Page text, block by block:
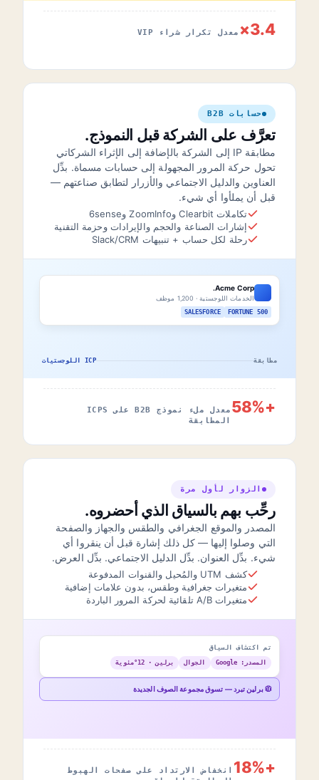
3.4× معدل تكرار شراء VIP
حسابات B2B
تعرَّف على الشركة قبل النموذج.
مطابقة IP إلى الشركة بالإضافة إلى الإثراء الشركاتي
تحول حركة المرور المجهولة إلى حسابات مسماة. بدِّل
العناوين والدليل الاجتماعي والأزرار لتطابق صناعتهم —
قبل أن يملأوا أي شيء.
تكاملات Clearbit وZoomInfo و6sense
إشارات الصناعة والحجم والإيرادات وحزمة التقنية
رحلة لكل حساب + تنبيهات Slack/CRM
Acme Corp.
الخدمات اللوجستية · 1,200 موظف
FORTUNE 500
SALESFORCE
مطابقة ICP اللوجستيات
+58%
معدل ملء نموذج B2B على ICPS
المطابقة
الزوار لأول مرة
رحِّب بهم بالسياق الذي أحضروه.
المصدر والموقع الجغرافي والطقس والجهاز والصفحة
التي وصلوا إليها — كل ذلك إشارة قبل أن ينقروا أي
شيء. بدِّل العنوان. بدِّل الدليل الاجتماعي. بدِّل العرض.
كشف UTM والمُحيل والقنوات المدفوعة
متغيرات جغرافية وطقس، بدون علامات إضافية
متغيرات A/B تلقائية لحركة المرور الباردة
تم اكتشاف السياق
المصدر: Google الجوال برلين · 12°مئوية
🧥 برلين تبرد — تسوق مجموعة الصوف الجديدة
+18%
انخفاض الارتداد على صفحات الهبوط